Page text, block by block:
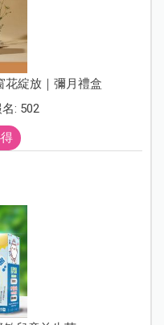
花綻放｜彌月禮盒
: 502